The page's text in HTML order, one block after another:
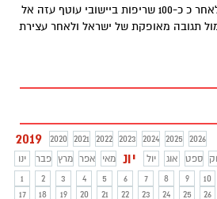
לאחר כ כ-100 שריפות ביישובי עוטף עזה אל
תגובה מאופקת של ישראל ולאחר עצירת
דיג (ולא פורסם מה עוד) בתמורה
עם ארגון הטרור חמאס במעשים,
גם עם הגרעין האיראני יתמודד רק בדיבורים.
ממשלת ישראל איבדה כל עניין בתושבי
העוטף".
2019 2020 2021 2022 2023 2024 2025
2026
ינו
פבר מרץ אפר מאי יונ יול אוג ספט
1
2 3 4 5 6 7 8 9 10
17
18 19 20 21 22 23 24 25 26